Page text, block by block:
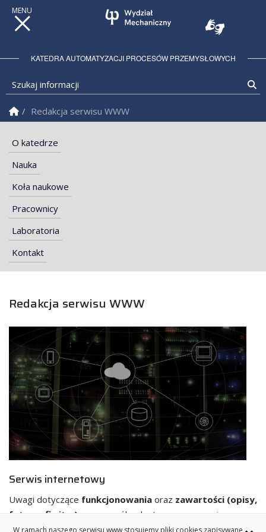
KATEDRA AUTOMATYZACJI PROCESÓW PRZEMYSŁOWYCH
Szukaj informacji
Strona Główna
Redakcja serwisu WWW
O katedrze
Nauka
Koła naukowe
Pracownicy
Laboratoria
Kontakt
Redakcja serwisu WWW
Serwis internetowy
Uwagi dotyczące funkcjonowania oraz zawartości (opisy,
fotografie itp.) poszczególnych stron www serwisu
internetowego Katedry Robotyki i Mechatroniki proszę
W ramach naszego serwisu www stosujemy pliki cookies zapisywane